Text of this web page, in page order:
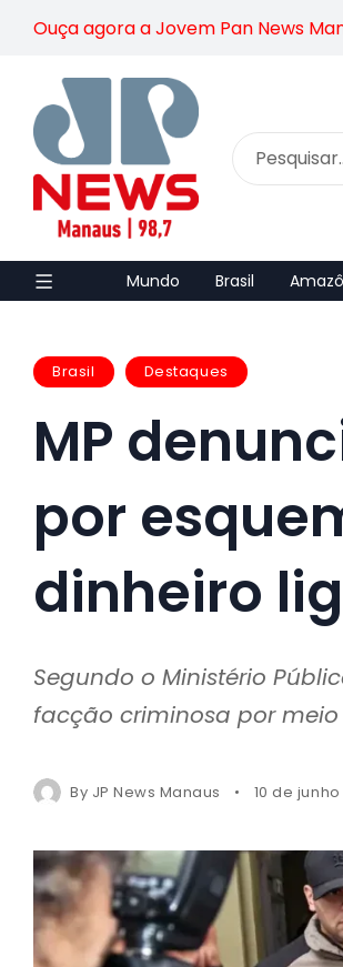
Ouça agora a Jovem Pan News
Mundo Brasil
Brasil Destaques
MP
por
dinheiro
Segundo o Ministério
facção criminosa por meio
By JP News Manaus 10 de